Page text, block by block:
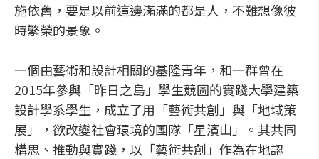
施依舊，要是以前這邊滿滿的都是人，不難想像彼
時繁榮的景象。
一個由藝術和設計相關的基隆青年，和一群曾在
2015年參與「昨日之島」學生競圖的實踐大學建築
設計學系學生，成立了用「藝術共創」與「地域策
展」，欲改變社會環境的團隊「星濱山」。其共同
構思、推動與實踐，以「藝術共創」作為在地認